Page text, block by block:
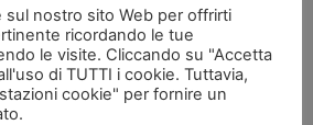
sul nostro sito Web per offrirti
ricordando le tue
le visite. Cliccando su "Accetta
di TUTTI i cookie. Tuttavia,
cookie" per fornire un